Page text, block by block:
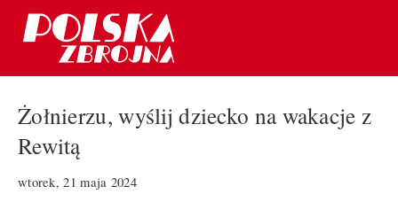
Żołnierzu, wyślij dziecko na wakacje z
Rewitą
wtorek, 21 maja 2024